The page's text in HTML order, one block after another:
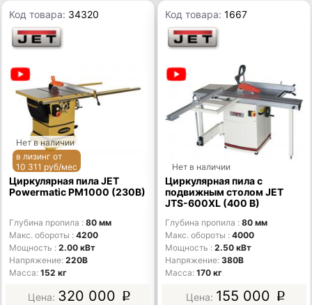
Код товара: 34320
Нет в наличии
в лизинг от
10 311 руб/мес
Циркулярная пила JET
Powermatic PM1000 (230В)
Глубина пропила
80 мм
Макс. обороты
4200
Мощность
2.00 кВт
Напряжение 220В
Масса 152 кг
320 000 p
Код товара:1667
Нет в наличии
Циркулярная пила с
подвижным столом JET
JTS-600XL (400 В)
Глубина пропила
80 мм
Макс. обороты
4000
Мощность
2.50 кВт
Напряжение 380В
Масса 170 кг
155 000 p